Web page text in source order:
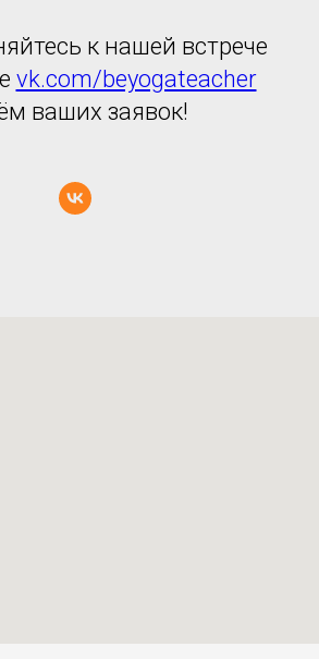
к нашей встрече
vk.com/beyogateacher
ваших заявок!